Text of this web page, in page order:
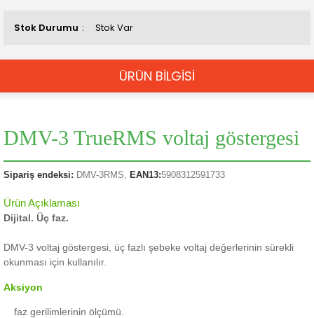
Stok Durumu Stok Var
ÜRÜN BİLGİSİ
DMV-3 TrueRMS voltaj göstergesi
Sipariş endeksi: DMV-3RMS, EAN13:5908312591733
Ürün Açıklaması
Dijital. Üç faz.
DMV-3 voltaj göstergesi, üç fazlı şebeke voltaj değerlerinin sürekli
okunması için kullanılır.
Aksiyon
faz gerilimlerinin ölçümü.